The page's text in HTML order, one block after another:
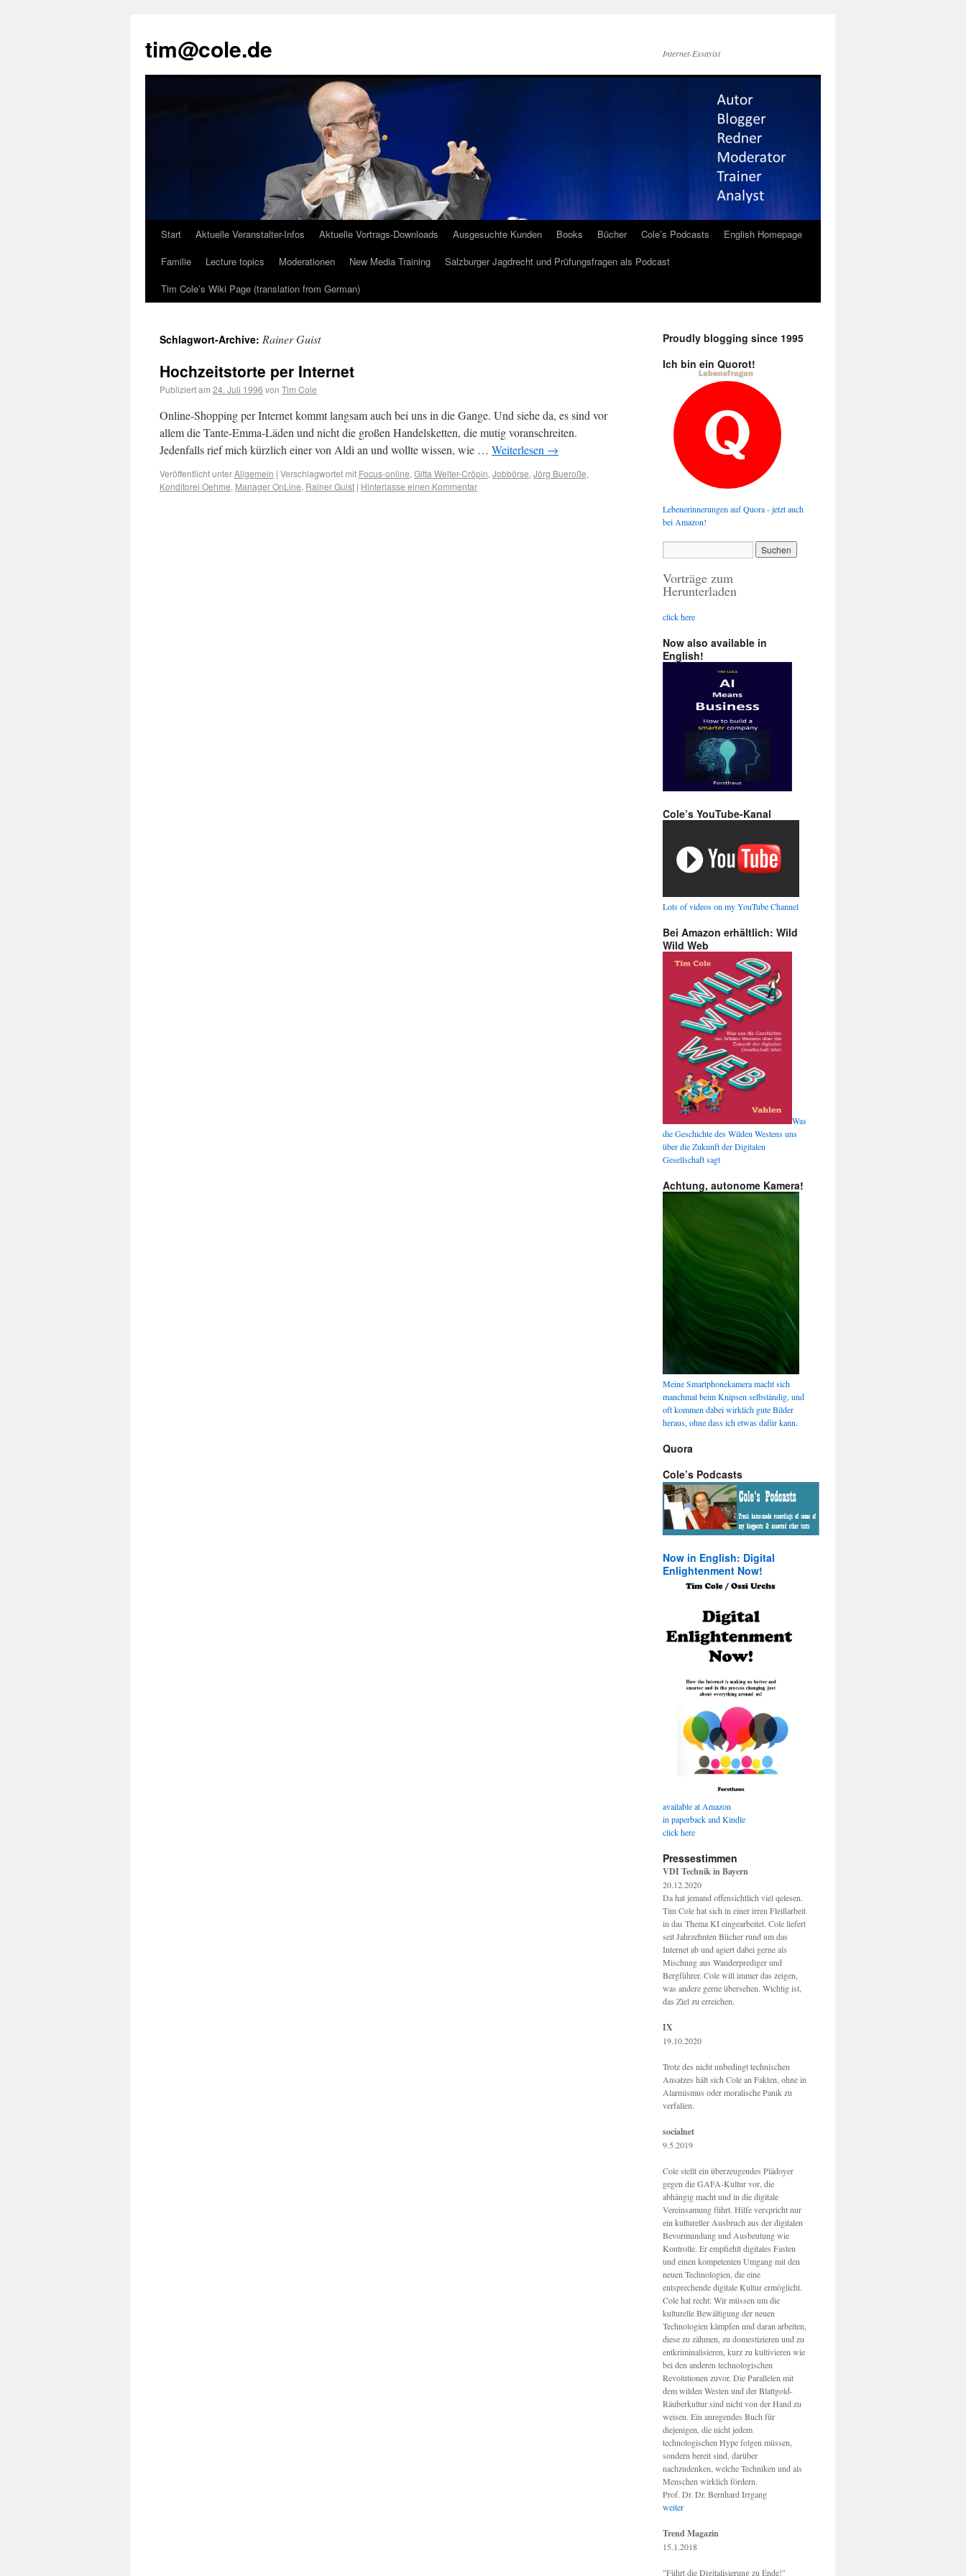
tim@cole.de Internet-Essayist
Start Aktuelle Veranstalter-Infos Aktuelle Vortrags-Downloads Ausgesuchte Kunden Books Bücher Cole’s Podcasts
English Homepage
Familie
Lecture topics Moderationen New Media Training
Salzburger Jagdrecht und Prüfungsfragen als Podcast
Tim Cole’s Wiki Page (translation from German)
Schlagwort-Archive: Rainer Guist
Hochzeitstorte per Internet
Publiziert am 24. Juli 1996 von Tim Cole
Online-Shopping per Internet kommt langsam auch bei uns in die Gange. Und siehe da, es sind vor
allem die Tante-Emma-Läden und nicht die großen Handelsketten, die mutig voranschreiten.
Jedenfalls rief mich kürzlich einer von Aldi an und wollte wissen, wie … Weiterlesen →
Veröffentlicht unterAllgemein | Verschlagwortet mit Focus-online, Gitta Welter-Cröpin, Jobbörse, Jörg Bueroße,
Konditorei Oehme, Manager OnLine, Rainer Guist | Hinterlasse einen Kommentar
Proudly blogging since 1995
Ich bin ein Quorot!
Lebenerinnerungen auf Quora - jetzt auch
bei Amazon!
Vorträge zum
Herunterladen
click here
Now also available in
English!
Cole’s YouTube-Kanal
Lots of videos on my YouTube Channel
Bei Amazon erhältlich: Wild
Wild Web
Was
die Geschichte des Wilden Westens uns
über die Zukunft der Digitalen
Gesellschaft sagt
Achtung, autonome Kamera!
Meine Smartphonekamera macht sich
manchmal beim Knipsen selbständig, und
oft kommen dabei wirklich gute Bilder
heraus, ohne dass ich etwas dafür kann.
Quora
Cole’s Podcasts
Now in English: Digital
Enlightenment Now!
available at Amazon
in paperback and Kindle
click here
Pressestimmen
VDI Technik in Bayern
20.12.2020
Da hat jemand offensichtlich viel qelesen.
Tim Cole hat sich in einer irren Fleißarbeit
in das Thema KI eingearbeitet. Cole liefert
seit Jahrzehnten Bücher rund um das
Internet ab und agiert dabei gerne als
Mischung aus Wanderprediger und
Bergführer. Cole will immer das zeigen,
was andere gerne übersehen. Wichtig ist,
das Ziel zu erreichen.
IX
19.10.2020
Trotz des nicht unbedingt technischen
Ansatzes hält sich Cole an Fakten, ohne in
Alarmismus oder moralische Panik zu
verfallen.
socialnet
9.5.2019
Cole stellt ein überzeugendes Plädoyer
gegen die GAFA-Kultur vor, die
abhängig macht und in die digitale
Vereinsamung führt. Hilfe verspricht nur
ein kultureller Ausbruch aus der digitalen
Bevormundung und Ausbeutung wie
Kontrolle. Er empfiehlt digitales Fasten
und einen kompetenten Umgang mit den
neuen Technologien, die eine
entsprechende digitale Kultur ermöglicht.
Cole hat recht: Wir müssen um die
kulturelle Bewältigung der neuen
Technologien kämpfen und daran arbeiten,
diese zu zähmen, zu domestizieren und zu
entkriminalisieren, kurz zu kultivieren wie
bei den anderen technologischen
Revolutionen zuvor. Die Parallelen mit
dem wilden Westen und der Blattgold-
Räuberkultur sind nicht von der Hand zu
weisen. Ein anregendes Buch für
diejenigen, die nicht jedem
technologischen Hype folgen müssen,
sondern bereit sind, darüber
nachzudenken, welche Techniken und als
Menschen wirklich fördern.
Prof. Dr. Dr. Bernhard Irrgang
weiter
Trend Magazin
15.1.2018
"Führt die Digitalisierung zu Ende!"